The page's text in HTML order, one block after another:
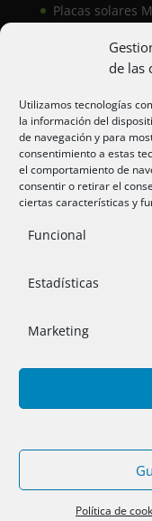
de las
Utilizamos tecnologías
la información del
de navegación y para
consentimiento a estas
el comportamiento de
consentir o retirar el
ciertas características y
Funcional
Estadísticas
Marketing
Política de
Placas solares
Aire
Aire
Aire
Privacidad
Placas solares
DiseñoPC64